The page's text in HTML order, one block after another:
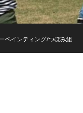
ペインティング/つぼみ組